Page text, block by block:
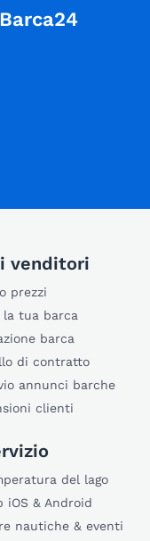
venditori
prezzi
la tua barca
barca
di contratto
annunci barche
clienti
del lago
iOS & Android
nautiche & eventi